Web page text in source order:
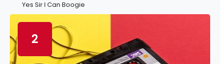
Yes Sir I Can Boogie
2